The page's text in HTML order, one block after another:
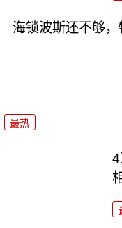
海锁波斯还不够
最热